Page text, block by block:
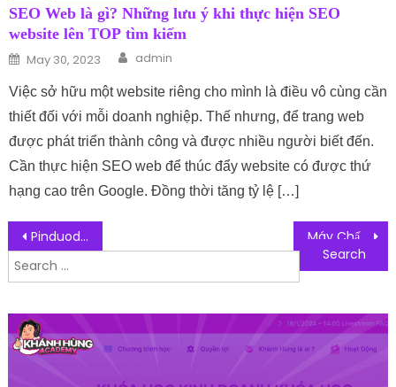
SEO Web là gì? Những lưu ý khi thực hiện SEO
website lên TOP tìm kiếm
Posted on
May 30, 2023 Author
admin
Việc sở hữu một website riêng cho mình là điều vô cùng cần
thiết đối với mỗi doanh nghiệp. Thế nhưng, để trang web
được phát triển thành công và được nhiều người biết đến.
Cần thực hiện SEO web để thúc đẩy website có được thứ
hạng cao trên Google. Đồng thời tăng tỷ lệ […]
Post navigation
Pinduoduo Là Gì? Hướng Dẫn Cách Sử Dụng Pinduoduo Từ A-Z
Máy Chấm Công Vân Tay Là Gì? Các Loại Máy Chấm Công Phổ Biến Hiện Nay
Search for: